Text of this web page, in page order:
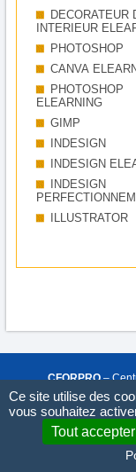
DECORATEUR D
INTERIEUR
PHOTOSHOP
CANVA
PHOTOSHOP
ELEARNING
GIMP
INDESIGN
INDESIGN
INDESIGN
ILLUSTRATOR
CFORPRO–
Qualiopi
Ce site utilise des
vous souhaitez
Tout accepter